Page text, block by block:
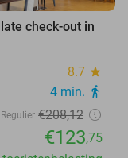
check-out in
8.7 star
4 min. directions_walk
Regulier €208,12
€123,75